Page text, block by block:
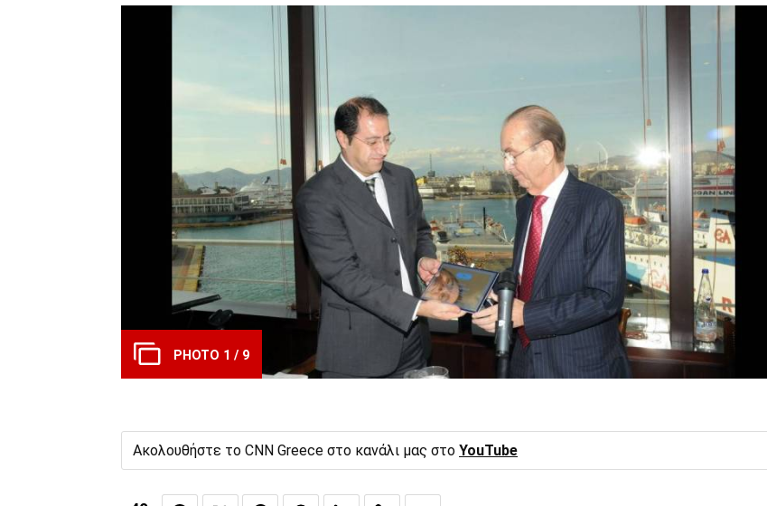
PHOTO 1 / 9
Ακολουθήστε το CNN Greece στο κανάλι μας στο YouTube